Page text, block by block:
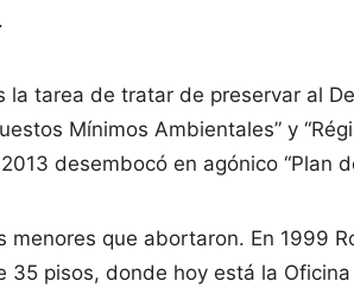
la tarea de tratar de preservar al
Mínimos Ambientales” y
desembocó en agónico “Plan
menores que abortaron. En 1999
35 pisos, donde hoy está la